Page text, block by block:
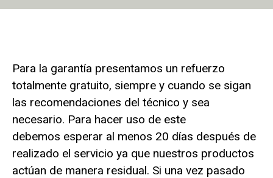
Para la garantía presentamos un refuerzo
totalmente gratuito, siempre y cuando se sigan
las recomendaciones del técnico y sea
necesario. Para hacer uso de este
debemos esperar al menos 20 días después de
realizado el servicio ya que nuestros productos
actúan de manera residual. Si una vez pasado